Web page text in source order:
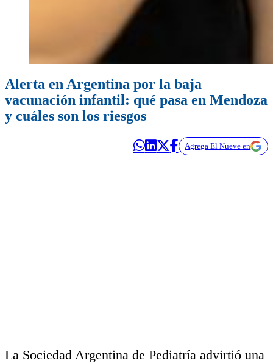
Alerta en Argentina por la baja
vacunación infantil: qué pasa en Mendoza
y cuáles son los riesgos
Agrega El Nueve en
La Sociedad Argentina de Pediatría advirtió una